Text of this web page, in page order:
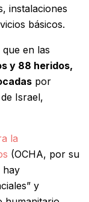
instalaciones
básicos.
en las
y 88 heridos,
por
Israel,
la
(OCHA, por su
hay
y